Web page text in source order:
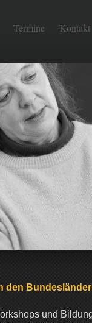
Termine Kontakt
den
und